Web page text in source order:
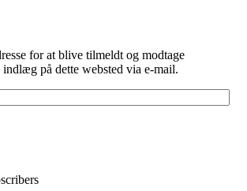
for at blive tilmeldt og modtage
på dette websted via e-mail.